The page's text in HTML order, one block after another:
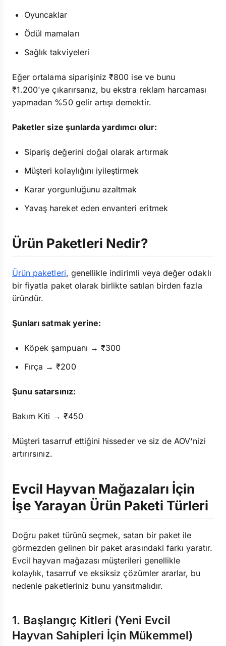
Oyuncaklar
Ödül mamaları
Sağlık takviyeleri
Eğer ortalama siparişiniz ₹800 ise ve bunu
₹1.200'ye çıkarırsanız, bu ekstra reklam harcaması
yapmadan %50 gelir artışı demektir.
Paketler size şunlarda yardımcı olur:
Sipariş değerini doğal olarak artırmak
Müşteri kolaylığını iyileştirmek
Karar yorgunluğunu azaltmak
Yavaş hareket eden envanteri eritmek
Ürün Paketleri Nedir?
Ürün paketleri, genellikle indirimli veya değer odaklı
bir fiyatla paket olarak birlikte satılan birden fazla
üründür.
Şunları satmak yerine:
Köpek şampuanı → ₹300
Fırça → ₹200
Şunu satarsınız:
Bakım Kiti → ₹450
Müşteri tasarruf ettiğini hisseder ve siz de AOV'nizi
artırırsınız.
Evcil Hayvan Mağazaları İçin
İşe Yarayan Ürün Paketi Türleri
Doğru paket türünü seçmek, satan bir paket ile
görmezden gelinen bir paket arasındaki farkı yaratır.
Evcil hayvan mağazası müşterileri genellikle
kolaylık, tasarruf ve eksiksiz çözümler ararlar, bu
nedenle paketleriniz bunu yansıtmalıdır.
1. Başlangıç Kitleri (Yeni Evcil
Hayvan Sahipleri İçin Mükemmel)